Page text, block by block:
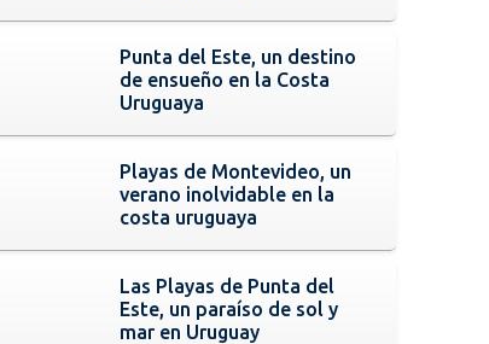
Punta del Este, un destino
de ensueño en la Costa
Uruguaya
Playas de Montevideo, un
verano inolvidable en la
costa uruguaya
Las Playas de Punta del
Este, un paraíso de sol y
mar en Uruguay